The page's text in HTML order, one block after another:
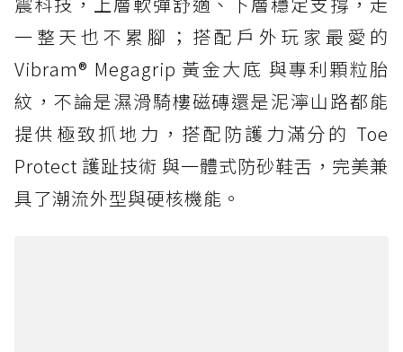
一整天也不累腳；搭配戶外玩家最愛的
Vibram® Megagrip 黃金大底 與專利顆粒胎
紋，不論是濕滑騎樓磁磚還是泥濘山路都能
提供極致抓地力，搭配防護力滿分的 Toe
Protect 護趾技術 與一體式防砂鞋舌，完美兼
具了潮流外型與硬核機能。